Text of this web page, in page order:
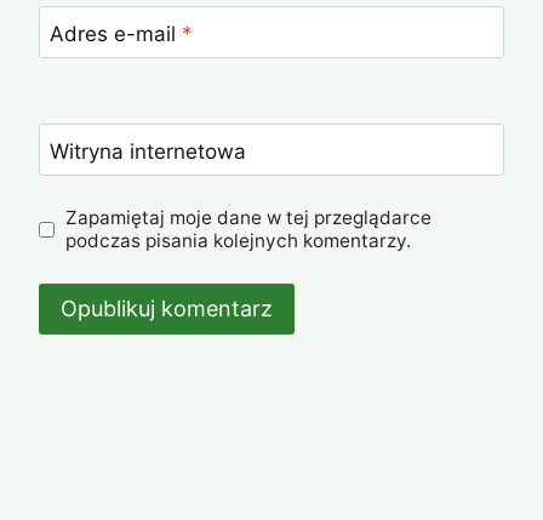
Adres e-mail *
Witryna internetowa
Zapamiętaj moje dane w tej przeglądarce
podczas pisania kolejnych komentarzy.